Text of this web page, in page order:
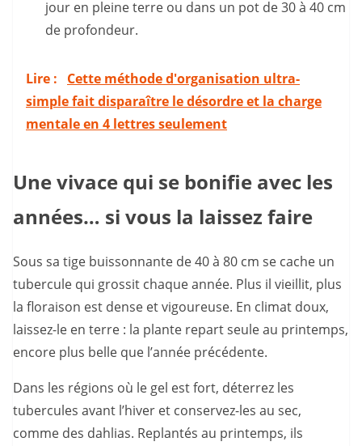
jour en pleine terre ou dans un pot de 30 à 40 cm
de profondeur.
Lire :
Cette méthode d'organisation ultra-
simple fait disparaître le désordre et la charge
mentale en 4 lettres seulement
Une vivace qui se bonifie avec les
années… si vous la laissez faire
Sous sa tige buissonnante de 40 à 80 cm se cache un
tubercule qui grossit chaque année. Plus il vieillit, plus
la floraison est dense et vigoureuse. En climat doux,
laissez-le en terre : la plante repart seule au printemps,
encore plus belle que l’année précédente.
Dans les régions où le gel est fort, déterrez les
tubercules avant l’hiver et conservez-les au sec,
comme des dahlias. Replantés au printemps, ils